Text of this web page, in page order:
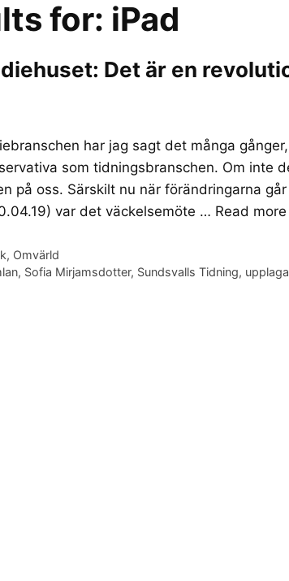
for: iPad
Det är en
har jag sagt det många
som tidningsbranschen. Om inte
på oss. Särskilt nu när förändringarna
var det väckelsemöte … Read more
, Omvärld
, Sofia Mirjamsdotter, Sundsvalls Tidning, upplaga